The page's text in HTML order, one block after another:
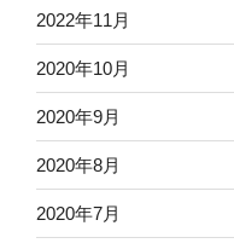
2022年11月
2020年10月
2020年9月
2020年8月
2020年7月